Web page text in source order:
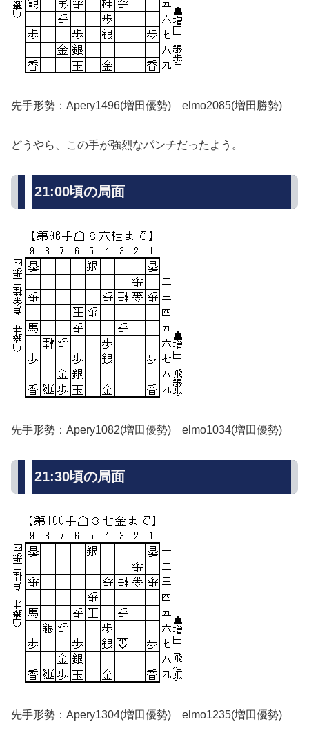
先手形勢：Apery1496(増田優勢) elmo2085(増田勝勢)
どうやら、この手が強烈なパンチだったよう。
21:00頃の局面
先手形勢：Apery1082(増田優勢) elmo1034(増田優勢)
21:30頃の局面
先手形勢：Apery1304(増田優勢) elmo1235(増田優勢)